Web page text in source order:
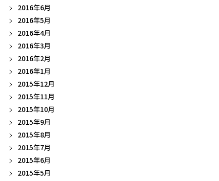
2016年6月
2016年5月
2016年4月
2016年3月
2016年2月
2016年1月
2015年12月
2015年11月
2015年10月
2015年9月
2015年8月
2015年7月
2015年6月
2015年5月